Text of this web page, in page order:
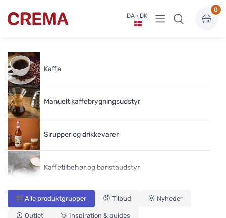
Crema DA · DK Vis undermenu
0
Kaffe
Manuelt kaffebrygningsudstyr
Sirupper og drikkevarer
Kaffetilbehør og baristaudstyr
Kaffekværner
Alle produktgrupper Tilbud Nyheder
Outlet Inspiration & guides